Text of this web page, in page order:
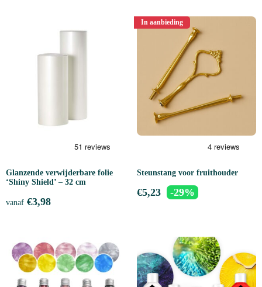
Glanzende verwijderbare folie
‘Shiny Shield’ – 32 cm
vanaf €3,98
In aanbieding
Steunstang voor fruithouder
€5,23 -29%